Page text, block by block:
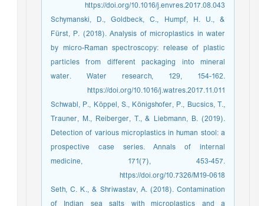
https://doi.org/10.1016/j.envres.2017.08.043
Schymanski, D., Goldbeck, C., Humpf, H. U., &
Fürst, P. (2018). Analysis of microplastics in water
by micro-Raman spectroscopy: release of plastic
particles from different packaging into mineral
water. Water research, 129, 154-162.
https://doi.org/10.1016/j.watres.2017.11.011
Schwabl, P., Köppel, S., Königshofer, P., Bucsics, T.,
Trauner, M., Reiberger, T., & Liebmann, B. (2019).
Detection of various microplastics in human stool: a
prospective case series. Annals of internal
medicine, 171(7), 453-457.
https://doi.org/10.7326/M19-0618
Seth, C. K., & Shriwastav, A. (2018). Contamination